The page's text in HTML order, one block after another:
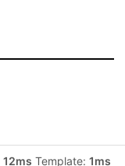
12ms Template: 1ms